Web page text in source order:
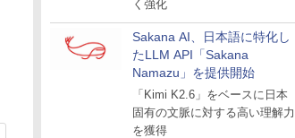
く強化
Sakana AI、日本語に特化し
たLLM API「Sakana
Namazu」を提供開始
「Kimi K2.6」をベースに日本
固有の文脈に対する高い理解力
を獲得